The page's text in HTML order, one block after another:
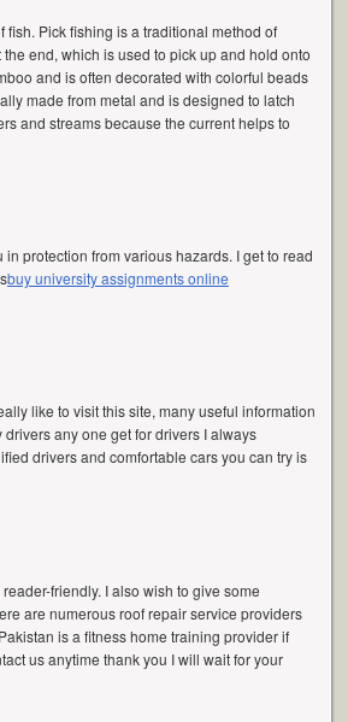
fish. Pick fishing is a traditional method of
end, which is used to pick up and hold onto
and is often decorated with colorful beads
made from metal and is designed to latch
and streams because the current helps to
protection from various hazards. I get to read
buy university assignments online
like to visit this site, many useful information
any one get for drivers I always
drivers and comfortable cars you can try is
friendly. I also wish to give some
are numerous roof repair service providers
is a fitness home training provider if
us anytime thank you I will wait for your